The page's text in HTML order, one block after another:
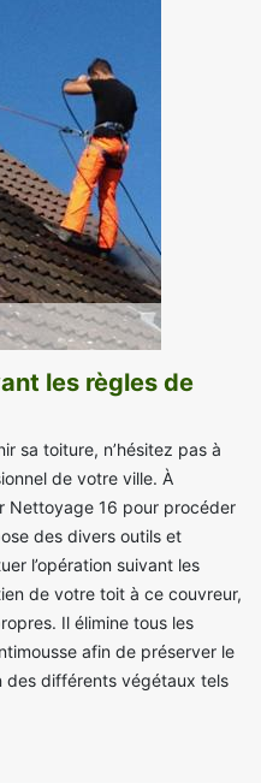
les règles de
sa toiture, n’hésitez pas à
de votre ville. À
Nettoyage 16 pour procéder
des divers outils et
l’opération suivant les
de votre toit à ce couvreur,
Il élimine tous les
afin de préserver le
des différents végétaux tels